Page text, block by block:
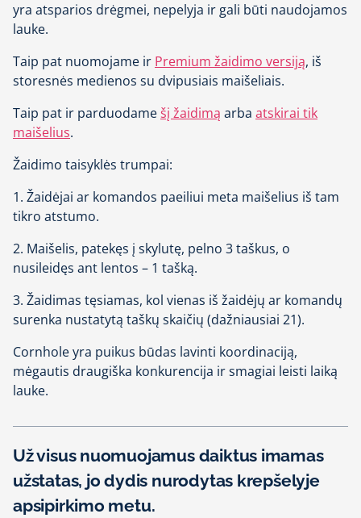
yra atsparios drėgmei, nepelyja ir gali būti naudojamos
lauke.
Taip pat nuomojame ir Premium žaidimo versiją, iš
storesnės medienos su dvipusiais maišeliais.
Taip pat ir parduodamešį žaidimą arba atskirai tik
maišelius.
Žaidimo taisyklės trumpai:
1. Žaidėjai ar komandos paeiliui meta maišelius iš tam
tikro atstumo.
2. Maišelis, patekęs į skylutę, pelno 3 taškus, o
nusileidęs ant lentos – 1 tašką.
3. Žaidimas tęsiamas, kol vienas iš žaidėjų ar komandų
surenka nustatytą taškų skaičių (dažniausiai 21).
Cornhole yra puikus būdas lavinti koordinaciją,
mėgautis draugiška konkurencija ir smagiai leisti laiką
lauke.
Už visus nuomuojamus daiktus imamas
užstatas, jo dydis nurodytas krepšelyje
apsipirkimo metu.